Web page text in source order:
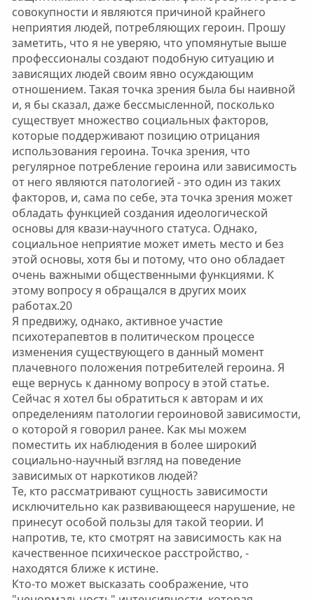
совокупности и являются причиной крайнего
неприятия людей, потребляющих героин. Прошу
заметить, что я не уверяю, что упомянутые выше
профессионалы создают подобную ситуацию и
зависящих людей своим явно осуждающим
отношением. Такая точка зрения была бы наивной
и, я бы сказал, даже бессмысленной, посколько
существует множество социальных факторов,
которые поддерживают позицию отрицания
использования героина. Точка зрения, что
регулярное потребление героина или зависимость
от него являются патологией - это один из таких
факторов, и, сама по себе, эта точка зрения может
обладать функцией создания идеологической
основы для квази-научного статуса. Однако,
социальное неприятие может иметь место и без
этой основы, хотя бы и потому, что оно обладает
очень важными общественными функциями. К
этому вопросу я обращался в других моих
работах.20
Я предвижу, однако, активное участие
психотерапевтов в политическом процессе
изменения существующего в данный момент
плачевного положения потребителей героина. Я
еще вернусь к данному вопросу в этой статье.
Сейчас я хотел бы обратиться к авторам и их
определениям патологии героиновой зависимости,
о которой я говорил ранее. Как мы можем
поместить их наблюдения в более широкий
социально-научный взгляд на поведение
зависимых от наркотиков людей?
Те, кто рассматривают сущность зависимости
исключительно как развивающееся нарушение, не
принесут особой пользы для такой теории. И
напротив, те, кто смотрят на зависимость как на
качественное психическое расстройство, -
находятся ближе к истине.
Кто-то может высказать соображение, что